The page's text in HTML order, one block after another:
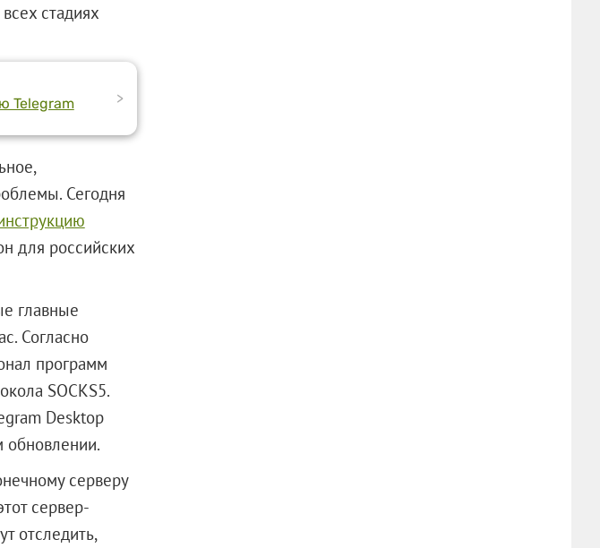
стадиях
Telegram >
Сегодня
для российских
главные
Согласно
программ
SOCKS5.
Desktop
обновлении.
серверу
сервер-
отследить,